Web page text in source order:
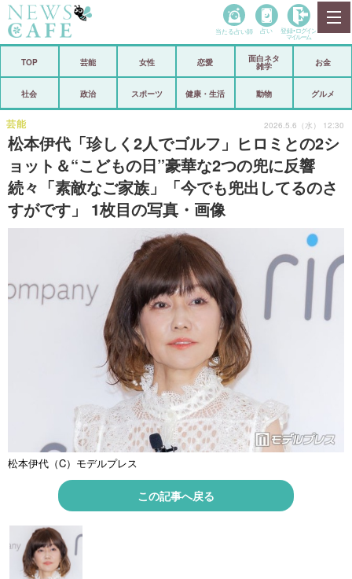
政治
芸能 スポーツ
恋愛 ビックリ
コメントポスト アリ／ナシ
ショップ
登録・ログイン/マイルーム
当たる占い師 占い 登録• ログイン
マイルーム
TOP 芸能 女性 恋愛
面白ネタ
雑学
お金
社会 政治 スポーツ 健康・生活 動物 グルメ
松本伊代「珍しく2人でゴルフ」ヒロミとの2シ
ョット＆“こどもの日”豪華な2つの兜に反響
続々「素敵なご家族」「今でも兜出してるのさ
すがです」 1枚目の写真・画像
芸能 2026.5.6（水） 12:30
松本伊代（C）モデルプレス
この記事へ戻る